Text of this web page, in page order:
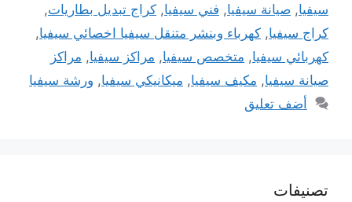
سيفيا, صيانة سيفيا, فني سيفيا, كراج تبديل بطاريات,
كراج سيفيا, كهرباء وبنشر متنقل سيفيا اخصائي سيفيا,
كهربائي سيفيا, متخصص سيفيا, مراكز سيفيا, مراكز
صيانة سيفيا, مكيف سيفيا, ميكانيكي سيفيا, ورشة سيفيا
أضف تعليق
تصنيفات